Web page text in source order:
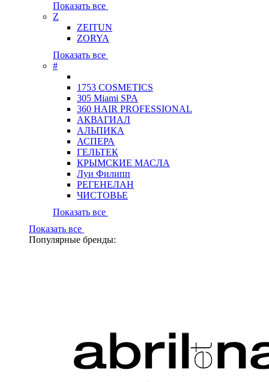
Показать все
Z
ZEITUN
ZORYA
Показать все
#
1753 COSMETICS
305 Miami SPA
360 HAIR PROFESSIONAL
АКВАГИАЛ
АЛЬПИКА
АСПЕРА
ГЕЛЬТЕК
КРЫМСКИЕ МАСЛА
Луи Филипп
РЕГЕНЕЛАН
ЧИСТОВЬЕ
Показать все
Показать все
Популярные бренды: